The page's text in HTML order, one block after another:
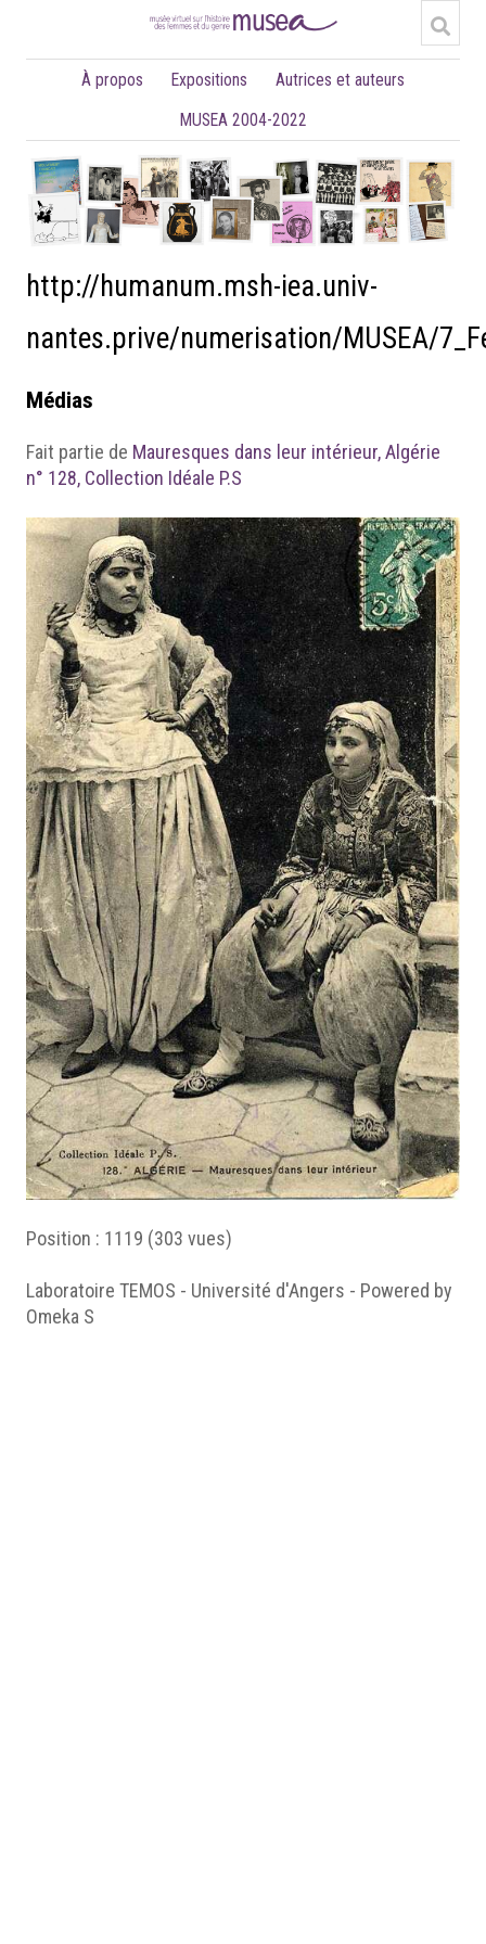
À propos Expositions
Autrices et auteurs
MUSEA 2004-2022
http://humanum.msh-iea.univ-
nantes.prive/numerisation/MUSEA/
Médias
Fait partie de Mauresques dans leur intérieur, Algérie
n° 128, Collection Idéale P.S
Position : 1119 (303 vues)
Laboratoire TEMOS - Université d'Angers - Powered by
Omeka S